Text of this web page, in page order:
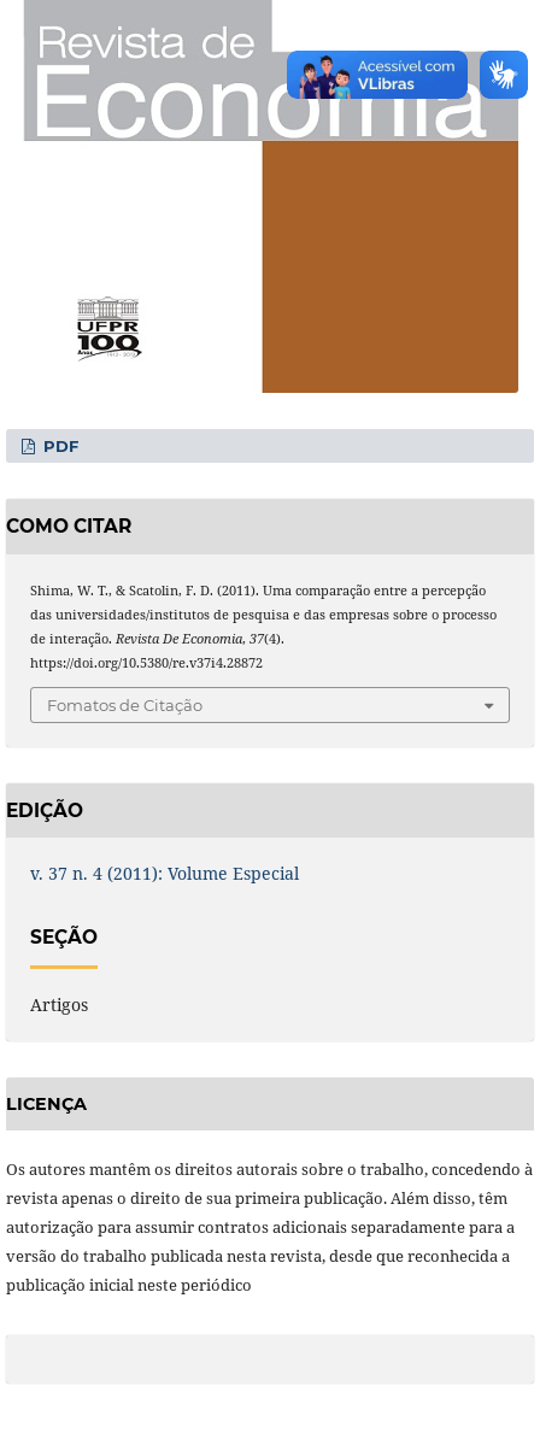
PDF
COMO CITAR
Shima, W. T., & Scatolin, F. D. (2011). Uma comparação entre a percepção
das universidades/institutos de pesquisa e das empresas sobre o processo
de interação. Revista De Economia, 37(4).
https://doi.org/10.5380/re.v37i4.28872
Fomatos de Citação
EDIÇÃO
v. 37 n. 4 (2011): Volume Especial
SEÇÃO
Artigos
LICENÇA
Os autores mantêm os direitos autorais sobre o trabalho, concedendo à
revista apenas o direito de sua primeira publicação. Além disso, têm
autorização para assumir contratos adicionais separadamente para a
versão do trabalho publicada nesta revista, desde que reconhecida a
publicação inicial neste periódico